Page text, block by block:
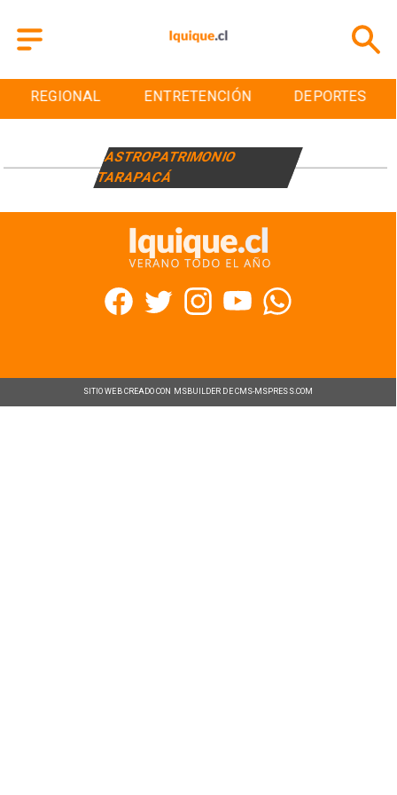
REGIONAL ENTRETENCIÓN DEPORTES
ASTROPATRIMONIO
TARAPACÁ
SITIO WEB CREADO CON MSBUILDER DE CMS-MSPRESS.COM